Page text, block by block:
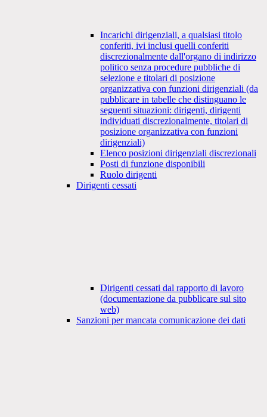
Incarichi dirigenziali, a qualsiasi titolo
conferiti, ivi inclusi quelli conferiti
discrezionalmente dall'organo di indirizzo
politico senza procedure pubbliche di
selezione e titolari di posizione
organizzativa con funzioni dirigenziali (da
pubblicare in tabelle che distinguano le
seguenti situazioni: dirigenti, dirigenti
individuati discrezionalmente, titolari di
posizione organizzativa con funzioni
dirigenziali)
Elenco posizioni dirigenziali discrezionali
Posti di funzione disponibili
Ruolo dirigenti
Dirigenti cessati
Dirigenti cessati dal rapporto di lavoro
(documentazione da pubblicare sul sito
web)
Sanzioni per mancata comunicazione dei dati